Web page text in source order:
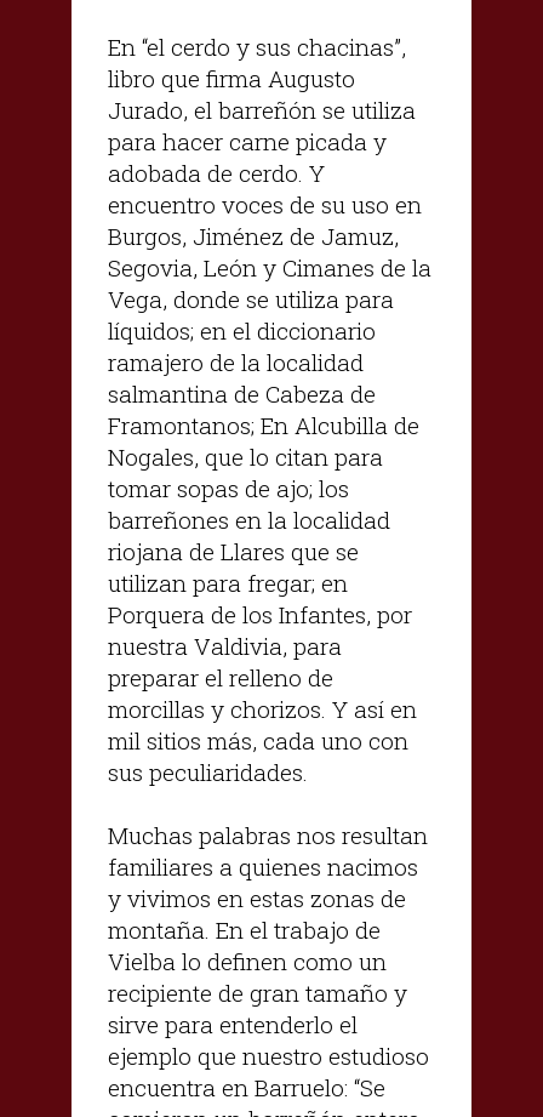
En “el cerdo y sus chacinas”,
libro que firma Augusto
Jurado, el barreñón se utiliza
para hacer carne picada y
adobada de cerdo. Y
encuentro voces de su uso en
Burgos, Jiménez de Jamuz,
Segovia, León y Cimanes de la
Vega, donde se utiliza para
líquidos; en el diccionario
ramajero de la localidad
salmantina de Cabeza de
Framontanos; En Alcubilla de
Nogales, que lo citan para
tomar sopas de ajo; los
barreñones en la localidad
riojana de Llares que se
utilizan para fregar; en
Porquera de los Infantes, por
nuestra Valdivia, para
preparar el relleno de
morcillas y chorizos. Y así en
mil sitios más, cada uno con
sus peculiaridades.
Muchas palabras nos resultan
familiares a quienes nacimos
y vivimos en estas zonas de
montaña. En el trabajo de
Vielba lo definen como un
recipiente de gran tamaño y
sirve para entenderlo el
ejemplo que nuestro estudioso
encuentra en Barruelo: “Se